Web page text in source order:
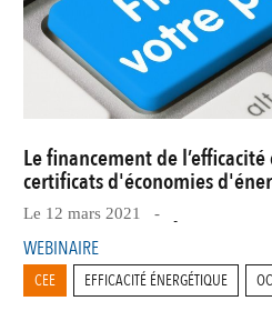
Le financement de
certificats d'économies
Le 12 mars 2021 - -
WEBINAIRE
CEE EFFICACITÉ ÉNERGÉTIQUE